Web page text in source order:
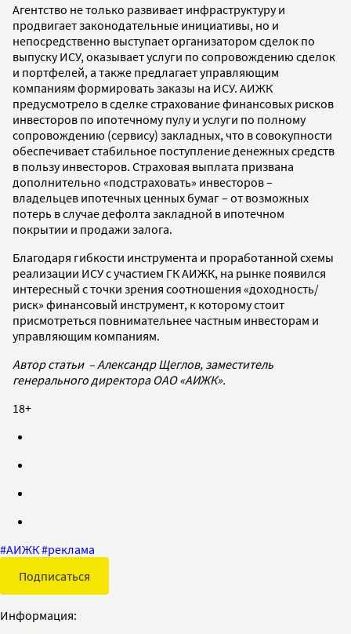
Агентство не только развивает инфраструктуру и
продвигает законодательные инициативы, но и
непосредственно выступает организатором сделок по
выпуску ИСУ, оказывает услуги по сопровождению сделок
и портфелей, а также предлагает управляющим
компаниям формировать заказы на ИСУ. АИЖК
предусмотрело в сделке страхование финансовых рисков
инвесторов по ипотечному пулу и услуги по полному
сопровождению (сервису) закладных, что в совокупности
обеспечивает стабильное поступление денежных средств
в пользу инвесторов. Страховая выплата призвана
дополнительно «подстраховать» инвесторов –
владельцев ипотечных ценных бумаг – от возможных
потерь в случае дефолта закладной в ипотечном
покрытии и продажи залога.
Благодаря гибкости инструмента и проработанной схемы
реализации ИСУ с участием ГК АИЖК, на рынке появился
интересный с точки зрения соотношения «доходность/
риск» финансовый инструмент, к которому стоит
присмотреться повнимательнее частным инвесторам и
управляющим компаниям.
Автор статьи – Александр Щеглов, заместитель
генерального директора ОАО «АИЖК».
18+
#АИЖК#реклама
Подписаться
Информация: